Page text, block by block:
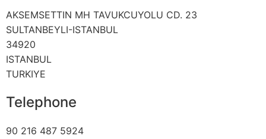
AKSEMSETTIN MH TAVUKCUYOLU CD. 23
SULTANBEYLI-ISTANBUL
34920
ISTANBUL
TURKIYE
Telephone
90 216 487 5924